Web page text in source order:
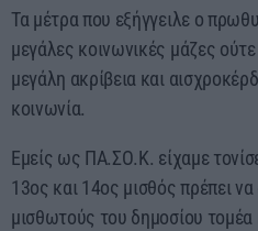
Τα μέτρα που εξήγγειλε ο
μεγάλες κοινωνικές μάζες
μεγάλη ακρίβεια και
κοινωνία.
Εμείς ως ΠΑ.ΣΟ.Κ. είχαμε
13ος και 14ος μισθός πρέπει
μισθωτούς του δημοσίου τομέα